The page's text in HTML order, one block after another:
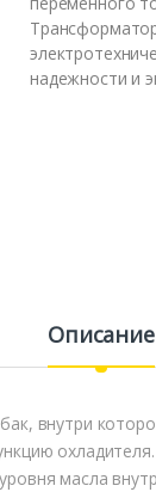
надежности и
Описание
внутри
масла